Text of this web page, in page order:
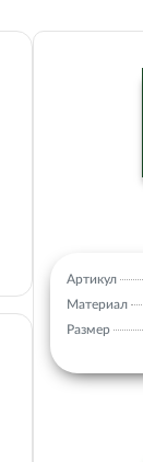
Артикул
Материал
Размер